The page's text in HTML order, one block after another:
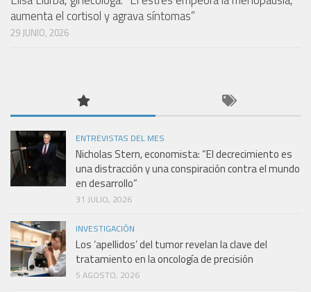
aumenta el cortisol y agrava síntomas”
29 JUNIO, 2026
ENTREVISTAS DEL MES
Nicholas Stern, economista: “El decrecimiento es
una distracción y una conspiración contra el mundo
en desarrollo”
31 JULIO, 2026
INVESTIGACIÓN
Los ‘apellidos’ del tumor revelan la clave del
tratamiento en la oncología de precisión
5 AGOSTO, 2026